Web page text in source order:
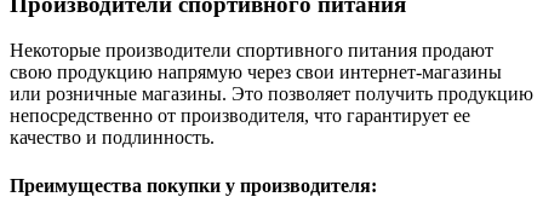
Некоторые производители спортивного питания продают
свою продукцию напрямую через свои интернет-магазины
или розничные магазины. Это позволяет получить продукцию
непосредственно от производителя, что гарантирует ее
качество и подлинность.
Преимущества покупки у производителя: